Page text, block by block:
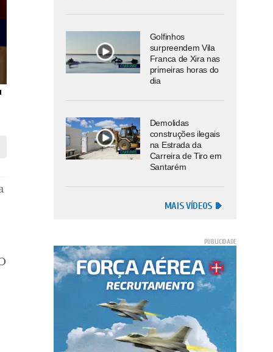
Golfinhos
surpreendem Vila
Franca de Xira nas
primeiras horas do
dia
Demolidas
construções ilegais
na Estrada da
Carreira de Tiro em
Santarém
MAIS VÍDEOS